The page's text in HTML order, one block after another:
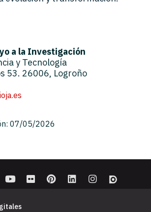
a la Investigación
y Tecnología
53. 26006, Logroño
07/05/2026